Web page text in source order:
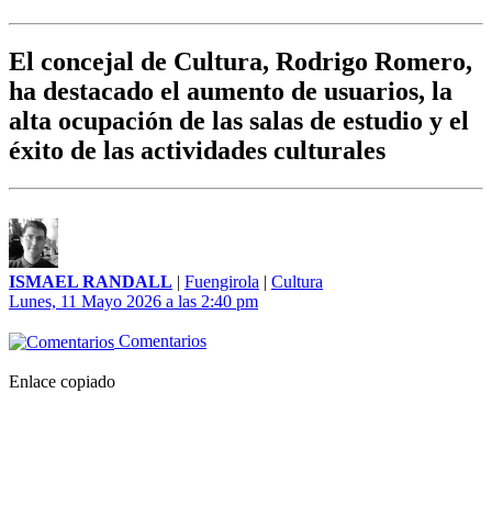
El concejal de Cultura, Rodrigo Romero,
ha destacado el aumento de usuarios, la
alta ocupación de las salas de estudio y el
éxito de las actividades culturales
ISMAEL RANDALL | Fuengirola | Cultura
Lunes, 11 Mayo 2026 a las 2:40 pm
Comentarios
Enlace copiado